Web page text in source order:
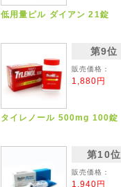
低用量ピル ダイアン 21錠
第9位
販売価格：
1,880円
タイレノール 500mg 100錠
第10位
販売価格：
1,940円